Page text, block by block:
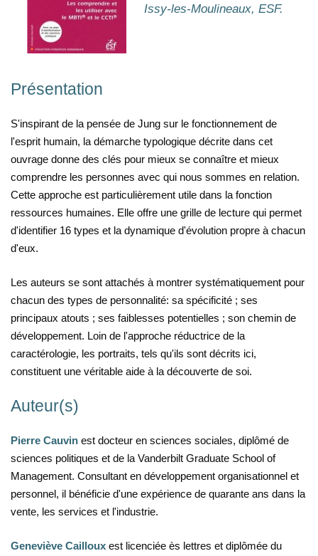
Issy-les-Moulineaux, ESF.
Présentation
S'inspirant de la pensée de Jung sur le fonctionnement de
l'esprit humain, la démarche typologique décrite dans cet
ouvrage donne des clés pour mieux se connaître et mieux
comprendre les personnes avec qui nous sommes en relation.
Cette approche est particulièrement utile dans la fonction
ressources humaines. Elle offre une grille de lecture qui permet
d'identifier 16 types et la dynamique d'évolution propre à chacun
d'eux.
Les auteurs se sont attachés à montrer systématiquement pour
chacun des types de personnalité: sa spécificité ; ses
principaux atouts ; ses faiblesses potentielles ; son chemin de
développement. Loin de l'approche réductrice de la
caractérologie, les portraits, tels qu'ils sont décrits ici,
constituent une véritable aide à la découverte de soi.
Auteur(s)
Pierre Cauvin est docteur en sciences sociales, diplômé de
sciences politiques et de la Vanderbilt Graduate School of
Management. Consultant en développement organisationnel et
personnel, il bénéficie d'une expérience de quarante ans dans la
vente, les services et l'industrie.
Geneviève Cailloux est licenciée ès lettres et diplômée du